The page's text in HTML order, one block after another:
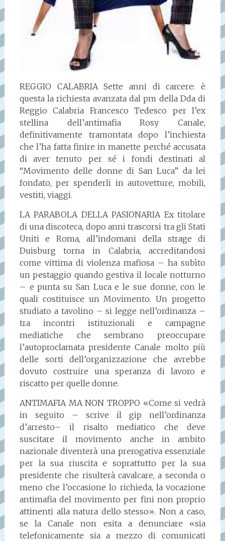
REGGIO CALABRIA Sette anni di carcere: è
questa la richiesta avanzata dal pm della Dda di
Reggio Calabria Francesco Tedesco per l’ex
stellina dell’antimafia Rosy Canale,
definitivamente tramontata dopo l’inchiesta
che l’ha fatta finire in manette perché accusata
di aver tenuto per sé i fondi destinati al
“Movimento delle donne di San Luca” da lei
fondato, per spenderli in autovetture, mobili,
vestiti, viaggi.
LA PARABOLA DELLA PASIONARIA Ex titolare
di una discoteca, dopo anni trascorsi tra gli Stati
Uniti e Roma, all’indomani della strage di
Duisburg torna in Calabria, accreditandosi
come vittima di violenza mafiosa – ha subìto
un pestaggio quando gestiva il locale notturno
– e punta su San Luca e le sue donne, con le
quali costituisce un Movimento. Un progetto
studiato a tavolino – si legge nell’ordinanza –
tra incontri istituzionali e campagne
mediatiche che sembrano preoccupare
l’autoproclamata presidente Canale molto più
delle sorti dell’organizzazione che avrebbe
dovuto costruire una speranza di lavoro e
riscatto per quelle donne.
ANTIMAFIA MA NON TROPPO «Come si vedrà
in seguito – scrive il gip nell’ordinanza
d’arresto– il risalto mediatico che deve
suscitare il movimento anche in ambito
nazionale diventerà una prerogativa essenziale
per la sua riuscita e soprattutto per la sua
presidente che risulterà cavalcare, a seconda o
meno che l’occasione lo richieda, la vocazione
antimafia del movimento per fini non proprio
attinenti alla natura dello stesso». Non a caso,
se la Canale non esita a denunciare «sia
telefonicamente sia a mezzo di comunicati